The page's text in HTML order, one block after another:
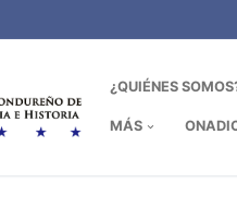
¿QUIÉNES
MÁS